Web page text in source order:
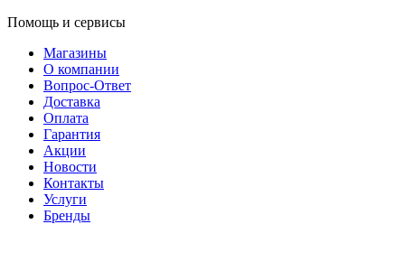
Помощь и сервисы
Магазины
О компании
Вопрос-Ответ
Доставка
Оплата
Гарантия
Акции
Новости
Контакты
Услуги
Бренды